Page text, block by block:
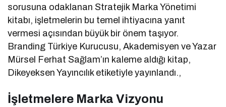
sorusuna odaklanan Stratejik Marka Yönetimi
kitabı, işletmelerin bu temel ihtiyacına yanıt
vermesi açısından büyük bir önem taşıyor.
Branding Türkiye Kurucusu, Akademisyen ve Yazar
Mürsel Ferhat Sağlam’ın kaleme aldığı kitap,
Dikeyeksen Yayıncılık etiketiyle yayınlandı.,
İşletmelere Marka Vizyonu